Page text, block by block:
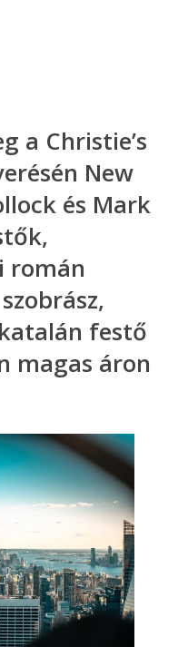
a Christie’s
New
és Mark
román
festő
magas áron